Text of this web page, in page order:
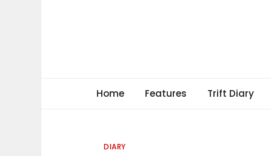
TRIFT
Home Features Trift Diary
DIARY